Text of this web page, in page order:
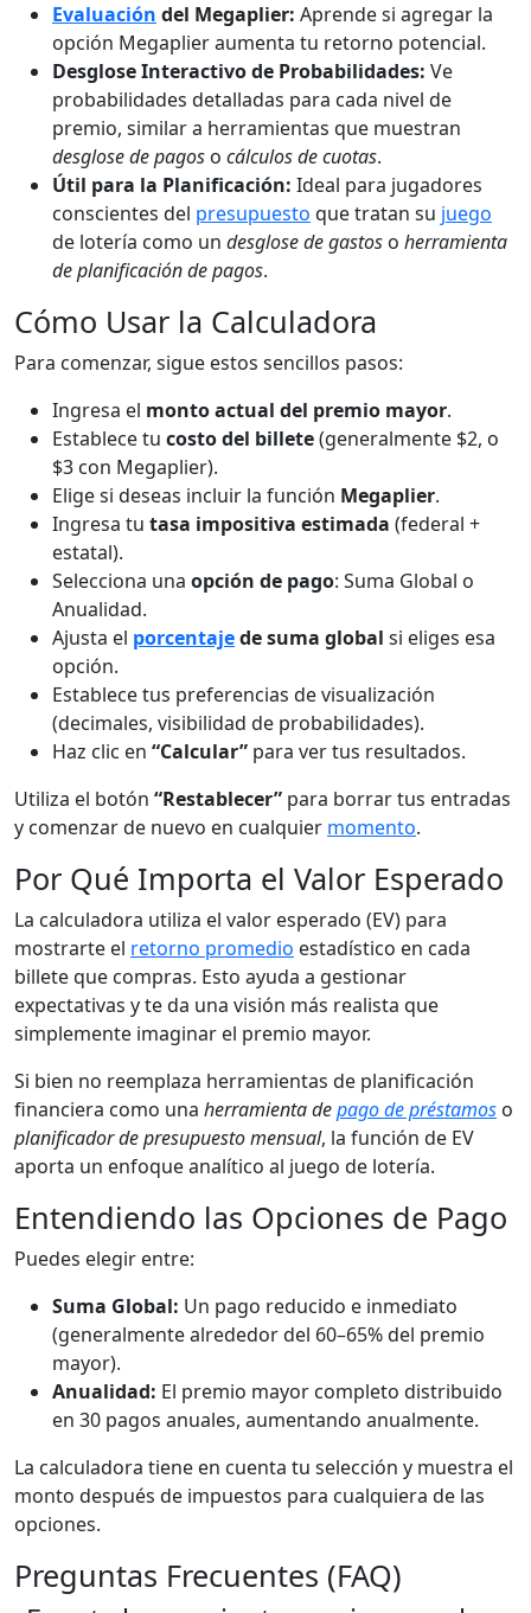
Evaluación del Megaplier: Aprende si agregar la
opción Megaplier aumenta tu retorno potencial.
Desglose Interactivo de Probabilidades: Ve
probabilidades detalladas para cada nivel de
premio, similar a herramientas que muestran
desglose de pagos o cálculos de cuotas.
Útil para la Planificación: Ideal para jugadores
conscientes del presupuesto que tratan su juego
de lotería como un desglose de gastos o herramienta
de planificación de pagos.
Cómo Usar la Calculadora
Para comenzar, sigue estos sencillos pasos:
Ingresa el monto actual del premio mayor.
Establece tu costo del billete(generalmente $2, o
$3 con Megaplier).
Elige si deseas incluir la función Megaplier.
Ingresa tu tasa impositiva estimada (federal +
estatal).
Selecciona una opción de pago: Suma Global o
Anualidad.
Ajusta el porcentajede suma global si eliges esa
opción.
Establece tus preferencias de visualización
(decimales, visibilidad de probabilidades).
Haz clic en “Calcular” para ver tus resultados.
Utiliza el botón “Restablecer” para borrar tus entradas
y comenzar de nuevo en cualquier momento.
Por Qué Importa el Valor Esperado
La calculadora utiliza el valor esperado (EV) para
mostrarte el retorno promedio estadístico en cada
billete que compras. Esto ayuda a gestionar
expectativas y te da una visión más realista que
simplemente imaginar el premio mayor.
Si bien no reemplaza herramientas de planificación
financiera como una herramienta depago de préstamos o
planificador de presupuesto mensual, la función de EV
aporta un enfoque analítico al juego de lotería.
Entendiendo las Opciones de Pago
Puedes elegir entre:
Suma Global: Un pago reducido e inmediato
(generalmente alrededor del 60–65% del premio
mayor).
Anualidad: El premio mayor completo distribuido
en 30 pagos anuales, aumentando anualmente.
La calculadora tiene en cuenta tu selección y muestra el
monto después de impuestos para cualquiera de las
opciones.
Preguntas Frecuentes (FAQ)